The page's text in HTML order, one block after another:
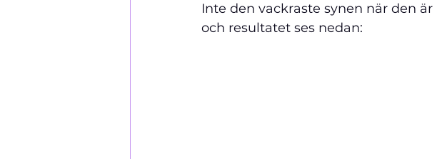
Inte den vackraste synen när den
och resultatet ses nedan: